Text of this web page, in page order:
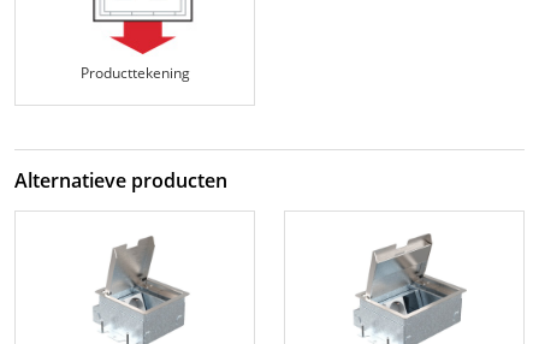
Producttekening
Alternatieve producten